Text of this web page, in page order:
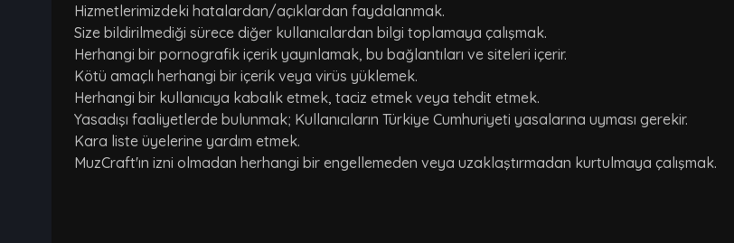
Hizmetlerimizdeki hatalardan/açıklardan faydalanmak.
Size bildirilmediği sürece diğer kullanıcılardan bilgi toplamaya çalışmak.
Herhangi bir pornografik içerik yayınlamak, bu bağlantıları ve siteleri içerir.
Kötü amaçlı herhangi bir içerik veya virüs yüklemek.
Herhangi bir kullanıcıya kabalık etmek, taciz etmek veya tehdit etmek.
Yasadışı faaliyetlerde bulunmak; Kullanıcıların Türkiye Cumhuriyeti yasalarına uyması gerekir.
Kara liste üyelerine yardım etmek.
MuzCraft'ın izni olmadan herhangi bir engellemeden veya uzaklaştırmadan kurtulmaya çalışmak.